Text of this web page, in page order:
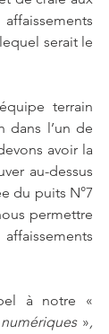
serait le
terrain
dans l’un de
avoir la
au-dessus
du puits N°7
permettre
à notre «
»,